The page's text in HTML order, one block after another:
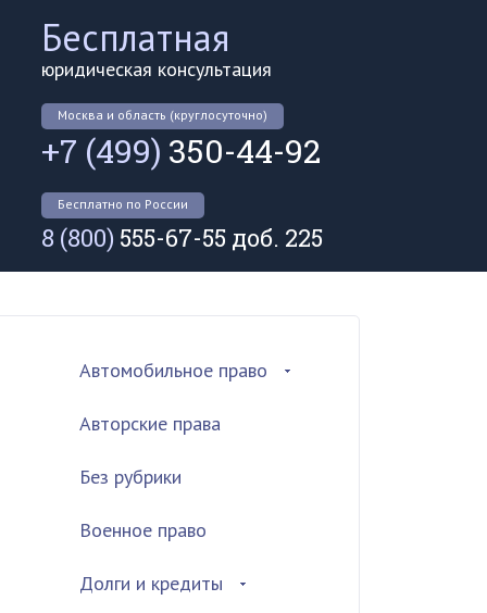
Бесплатная
юридическая консультация
Москва и область (круглосуточно)
+7 (499) 350-44-92
Бесплатно по России
8 (800) 555-67-55 доб. 225
Автомобильное право
Авторские права
Без рубрики
Военное право
Долги и кредиты